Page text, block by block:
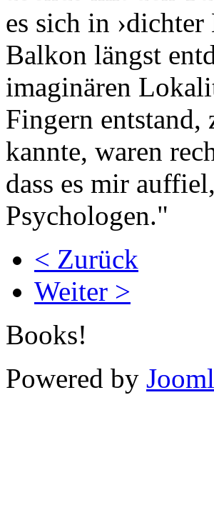
es sich in
Balkon längst
imaginären
Fingern entstand,
kannte, waren
dass es mir
Psychologen."
< Zurück
Weiter >
Books!
Powered by